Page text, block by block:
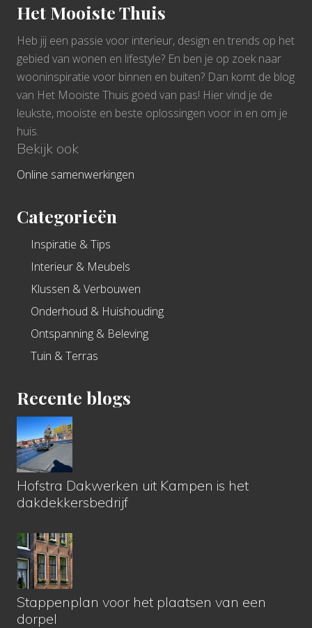
Het Mooiste Thuis
Heb jij een passie voor interieur, design en trends op het
gebied van wonen en lifestyle? En ben je op zoek naar
wooninspiratie voor binnen en buiten? Dan komt de blog
van Het Mooiste Thuis goed van pas! Hier vind je de
leukste, mooiste en beste oplossingen voor in en om je
huis.
Bekijk ook
Online samenwerkingen
Categorieën
Inspiratie & Tips
Interieur & Meubels
Klussen & Verbouwen
Onderhoud & Huishouding
Ontspanning & Beleving
Tuin & Terras
Recente blogs
Hofstra Dakwerken uit Kampen is het
dakdekkersbedrijf
Stappenplan voor het plaatsen van een
dorpel